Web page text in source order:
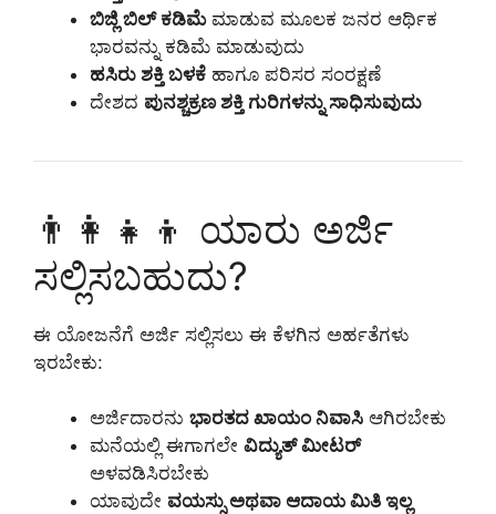
ಬಿಜ್ಲಿ ಬಿಲ್ ಕಡಿಮೆಮಾಡುವ ಮೂಲಕ ಜನರ ಆರ್ಥಿಕ
ಭಾರವನ್ನು ಕಡಿಮೆ ಮಾಡುವುದು
ಹಸಿರು ಶಕ್ತಿ ಬಳಕೆ ಹಾಗೂ ಪರಿಸರ ಸಂರಕ್ಷಣೆ
ದೇಶದ ಪುನಶ್ಚಕ್ರಣ ಶಕ್ತಿ ಗುರಿಗಳನ್ನು ಸಾಧಿಸುವುದು
👨‍👩‍👧‍👦 ಯಾರು ಅರ್ಜಿ
ಸಲ್ಲಿಸಬಹುದು?
ಈ ಯೋಜನೆಗೆ ಅರ್ಜಿ ಸಲ್ಲಿಸಲು ಈ ಕೆಳಗಿನ ಅರ್ಹತೆಗಳು
ಇರಬೇಕು:
ಅರ್ಜಿದಾರನು ಭಾರತದ ಖಾಯಂ ನಿವಾಸಿ ಆಗಿರಬೇಕು
ಮನೆಯಲ್ಲಿ ಈಗಾಗಲೇ ವಿದ್ಯುತ್ ಮೀಟರ್
ಅಳವಡಿಸಿರಬೇಕು
ಯಾವುದೇ ವಯಸ್ಸು ಅಥವಾ ಆದಾಯ ಮಿತಿ ಇಲ್ಲ